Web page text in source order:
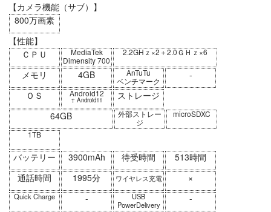
【カメラ機能（サブ）】
800万画素
【性能】
ＣＰＵ
MediaTek
Dimensity 700
2.2GHｚ×2＋2.0ＧＨｚ×6
メモリ 4GB
AnTuTu
ベンチマーク
-
ＯＳ
Android12
↑ Android11
ストレージ
64GB
外部ストレー
ジ
microSDXC
1TB
バッテリー 3900mAh 待受時間
513時間
通話時間
1995分 ワイヤレス充電 ×
Quick Charge -
USB
PowerDelivery
-